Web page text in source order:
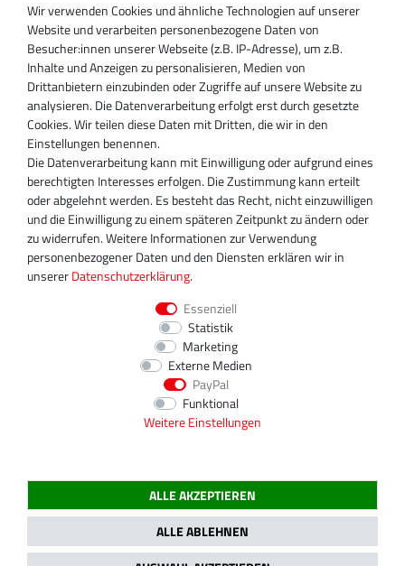
SUPPORT
Inhaber:
Magnos Turbosystems GmbH
Miraustraße 27-29
D-13509 Berlin
+49 30 340 606 740
+49 30 340 606 740
+49 30 340 606 745
info@turboservice24.de
Aktuelle Öffnungszeiten
Mo-Fr: 08:00 Uhr - 18:00 Uhr
Sa: geschlossen
2020 Magnos Turbosystems GmbH | Alle Preise inklusive gesetzlicher MwSt.
Wir verwenden Cookies und ähnliche Technologien auf unserer
Website und verarbeiten personenbezogene Daten von
Besucher:innen unserer Webseite (z.B. IP-Adresse), um z.B.
Inhalte und Anzeigen zu personalisieren, Medien von
Drittanbietern einzubinden oder Zugriffe auf unsere Website zu
analysieren. Die Datenverarbeitung erfolgt erst durch gesetzte
Cookies. Wir teilen diese Daten mit Dritten, die wir in den
Einstellungen benennen.
Die Datenverarbeitung kann mit Einwilligung oder aufgrund eines
berechtigten Interesses erfolgen. Die Zustimmung kann erteilt
oder abgelehnt werden. Es besteht das Recht, nicht einzuwilligen
und die Einwilligung zu einem späteren Zeitpunkt zu ändern oder
zu widerrufen. Weitere Informationen zur Verwendung
personenbezogener Daten und den Diensten erklären wir in
unsererDaten­schutz­erklärung.
Essenziell
Statistik
Marketing
Externe Medien
PayPal
Funktional
Weitere Einstellungen
ALLE AKZEPTIEREN
ALLE ABLEHNEN